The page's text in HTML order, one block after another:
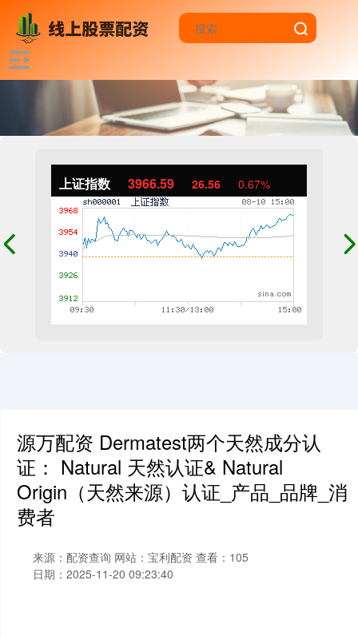
上证指数 3966.59 26.56 0.67%
源万配资 Dermatest两个天然成分认
证： Natural 天然认证& Natural
Origin（天然来源）认证_产品_品牌_消
费者
来源：配资查询 网站：宝利配资 查看：105
日期：2025-11-20 09:23:40